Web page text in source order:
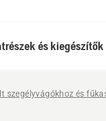
és kiegészítők
szegélyvágókhoz és